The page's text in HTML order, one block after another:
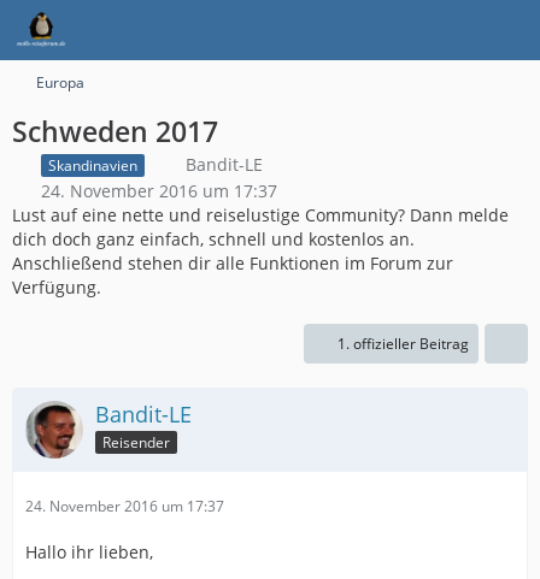
Europa
Schweden 2017
Skandinavien
Bandit-LE
24. November 2016 um 17:37
Lust auf eine nette und reiselustige Community? Dann melde
dich doch ganz einfach, schnell und kostenlos an.
Anschließend stehen dir alle Funktionen im Forum zur
Verfügung.
1. offizieller Beitrag
Bandit-LE
Reisender
24. November 2016 um 17:37
Hallo ihr lieben,